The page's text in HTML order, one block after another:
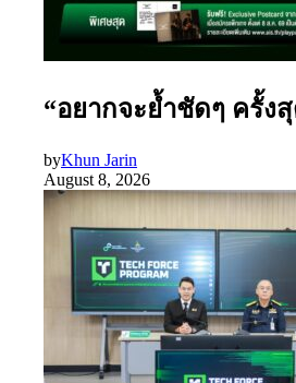
“อยากจะย้ำชัดๆ ครั้ง
byKhun Jarin
August 8, 2026